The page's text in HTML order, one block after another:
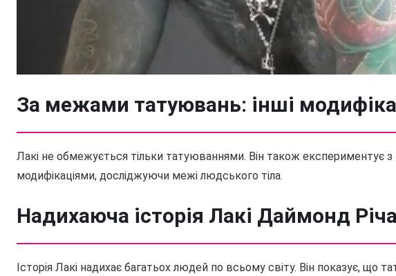
За межами татуювань: інші
Лакі не обмежується тільки татуюваннями. Він також експериментує з
модифікаціями, досліджуючи межі людського тіла.
Надихаюча історія Лакі Даймонд
Історія Лакі надихає багатьох людей по всьому світу. Він показує,